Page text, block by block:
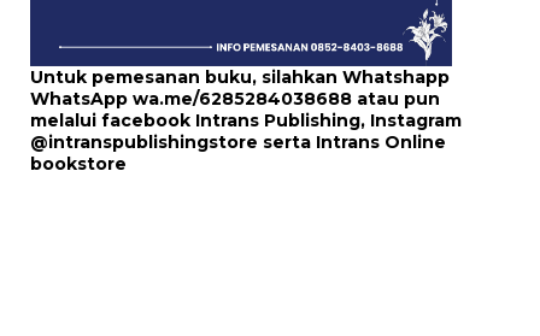
Untuk pemesanan buku, silahkan Whatshapp
WhatsApp wa.me/6285284038688 atau pun
melalui facebook Intrans Publishing, Instagram
@intranspublishingstore serta Intrans Online
bookstore